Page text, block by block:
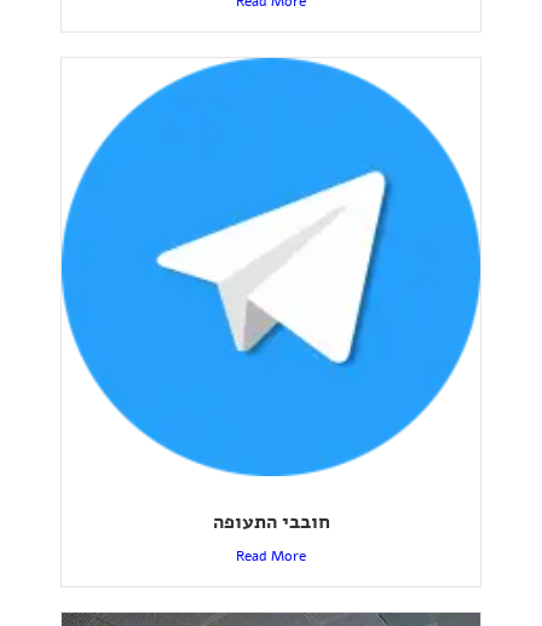
חובבי התעופה
Read More